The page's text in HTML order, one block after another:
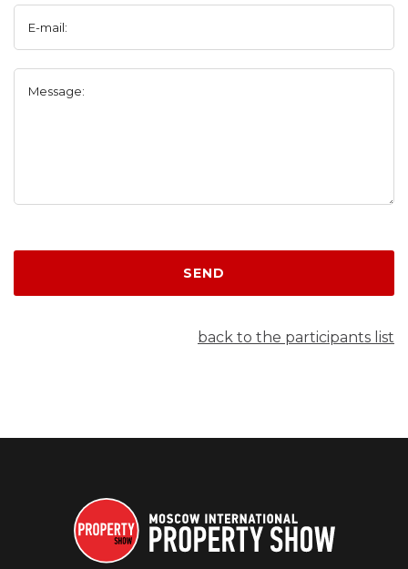
E-mail:
Message:
SEND
back to the participants list